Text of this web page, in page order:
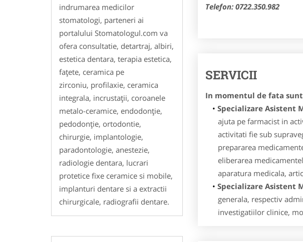
indrumarea medicilor
stomatologi, parteneri ai
portalului Stomatologul.com va
ofera consultatie, detartraj, albiri,
estetica dentara, terapia estetica,
faţete, ceramica pe
zirconiu, profilaxie, ceramica
integrala, incrustaţii, coroanele
metalo-ceramice, endodonţie,
pedodonţie, ortodontie,
chirurgie, implantologie,
paradontologie, anestezie,
radiologie dentara, lucrari
protetice fixe ceramice si mobile,
implanturi dentare si a extractii
chirurgicale, radiografii dentare.
Telefon: 0722.350.982
SERVICII
In momentul de fata
Specializare Asistent
ajuta pe farmacist in
activitati fie sub
prepararea
eliberarea
aparatura medicala,
Specializare Asistent
generala, respectiv
investigatiilor clinice,